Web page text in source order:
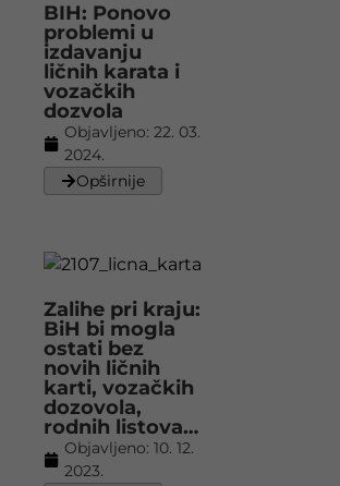
BIH: Ponovo
problemi u
izdavanju
ličnih karata i
vozačkih
dozvola
Objavljeno: 22. 03.
2024.
Opširnije
Zalihe pri kraju:
BiH bi mogla
ostati bez
novih ličnih
karti, vozačkih
dozovola,
rodnih listova…
Objavljeno: 10. 12.
2023.